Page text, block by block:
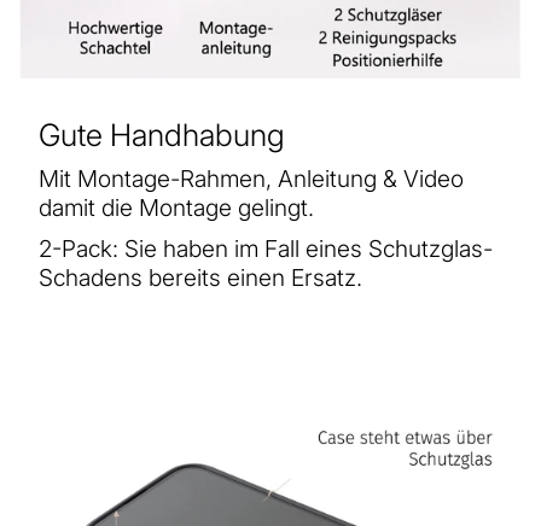
Gute Handhabung
Mit Montage-Rahmen, Anleitung & Video
damit die Montage gelingt.
2-Pack: Sie haben im Fall eines Schutzglas-
Schadens bereits einen Ersatz.